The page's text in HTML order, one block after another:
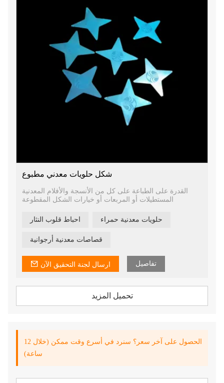
شكل حلويات معدني مطبوع
المستطيلات أو المربعات أو خيارات الشكل المقطوعة
احباط قلوب النثار حلويات معدنية حمراء
قصاصات معدنية أرجوانية
ارسال لجنة التحقيق الآن تفاصيل
تحميل المزيد
الحصول على آخر سعر؟ سنرد في أسرع وقت ممكن (خلال 12
ساعة)